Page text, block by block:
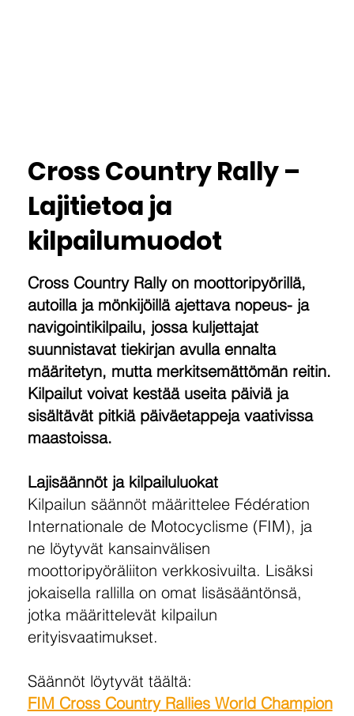
Cross Country Rally –
Lajitietoa ja
kilpailumuodot
Cross Country Rally on moottoripyörillä,
autoilla ja mönkijöillä ajettava nopeus- ja
navigointikilpailu, jossa kuljettajat
suunnistavat tiekirjan avulla ennalta
määritetyn, mutta merkitsemättömän reitin.
Kilpailut voivat kestää useita päiviä ja
sisältävät pitkiä päiväetappeja vaativissa
maastoissa.
Lajisäännöt ja kilpailuluokat
Kilpailun säännöt määrittelee Fédération
Internationale de Motocyclisme (FIM), ja
ne löytyvät kansainvälisen
moottoripyöräliiton verkkosivuilta. Lisäksi
jokaisella rallilla on omat lisäsääntönsä,
jotka määrittelevät kilpailun
erityisvaatimukset.
Säännöt löytyvät täältä:
FIM Cross Country Rallies World Champion